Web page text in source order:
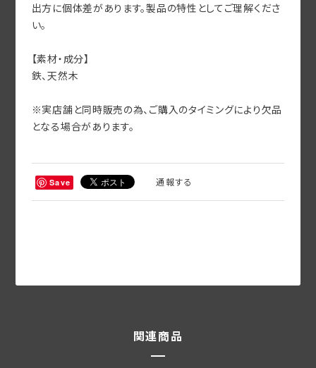
出方に個体差があります。製品の特性としてご理解くださ
い。
【素材・成分】
鉄、天然木
※実店舗と同時販売の為、ご購入のタイミングにより欠品
となる場合があります。
Save 通報する
関連商品